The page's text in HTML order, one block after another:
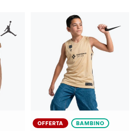
OFFERTA BAMBINO